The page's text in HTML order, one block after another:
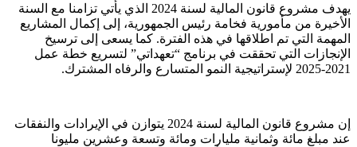
يهدف مشروع قانون المالية لسنة 2024 الذي يأتي تزامنا مع السنة
الأخيرة من مأمورية فخامة رئيس الجمهورية، إلى إكمال المشاريع
المهمة التي تم اطلاقها في هذه الفترة. كما يسعى إلى ترسيخ
الإنجازات التي تحققت في برنامج “تعهداتي” لتسريع خطة عمل
2021-2025 لإستراتيجية النمو المتسارع والرفاه المشترك.
إن مشروع قانون المالية لسنة 2024 يتوازن في الإيرادات والنفقات
عند مبلغ مائة وثمانية مليارات ومائة وتسعة وعشرين مليونا